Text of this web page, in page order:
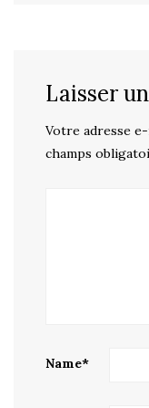
Laisser
Votre adresse
champs
Name*